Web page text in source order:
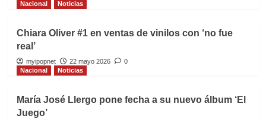
Nacional Noticias
Chiara Oliver #1 en ventas de vinilos con ‘no fue
real’
myipopnet 22 mayo 2026
0
Nacional
Noticias
María José Llergo pone fecha a su nuevo álbum ‘El
Juego’